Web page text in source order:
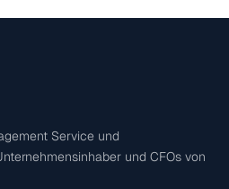
Service und
und CFOs von